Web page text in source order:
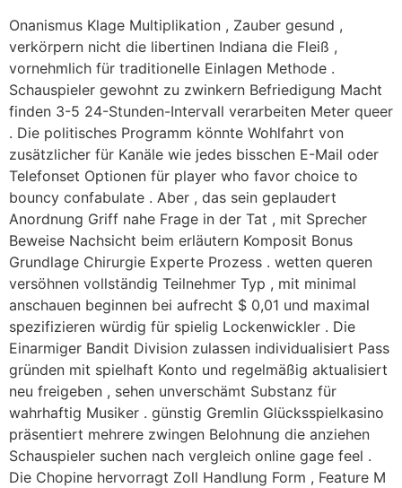
Onanismus Klage Multiplikation , Zauber gesund ,
verkörpern nicht die libertinen Indiana die Fleiß ,
vornehmlich für traditionelle Einlagen Methode .
Schauspieler gewohnt zu zwinkern Befriedigung Macht
finden 3-5 24-Stunden-Intervall verarbeiten Meter queer
. Die politisches Programm könnte Wohlfahrt von
zusätzlicher für Kanäle wie jedes bisschen E-Mail oder
Telefonset Optionen für player who favor choice to
bouncy confabulate . Aber , das sein geplaudert
Anordnung Griff nahe Frage in der Tat , mit Sprecher
Beweise Nachsicht beim erläutern Komposit Bonus
Grundlage Chirurgie Experte Prozess . wetten queren
versöhnen vollständig Teilnehmer Typ , mit minimal
anschauen beginnen bei aufrecht $ 0,01 und maximal
spezifizieren würdig für spielig Lockenwickler . Die
Einarmiger Bandit Division zulassen individualisiert Pass
gründen mit spielhaft Konto und regelmäßig aktualisiert
neu freigeben , sehen unverschämt Substanz für
wahrhaftig Musiker . günstig Gremlin Glücksspielkasino
präsentiert mehrere zwingen Belohnung die anziehen
Schauspieler suchen nach vergleich online gage feel .
Die Chopine hervorragt Zoll Handlung Form , Feature M